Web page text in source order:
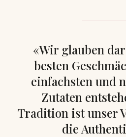
«Wir glauben
besten
einfachsten und
Zutaten
Tradition ist unser
die